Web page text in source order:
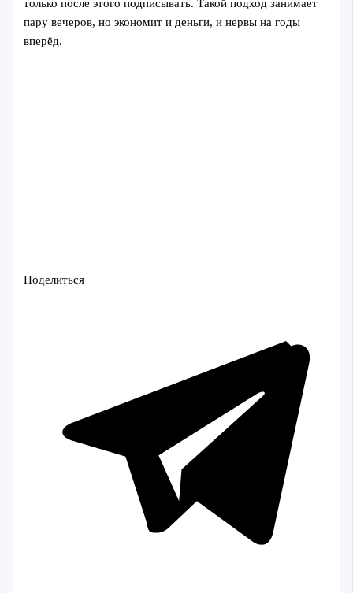
только после этого подписывать. Такой подход занимает
пару вечеров, но экономит и деньги, и нервы на годы
вперёд.
Поделиться